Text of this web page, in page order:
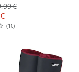
€
(10)